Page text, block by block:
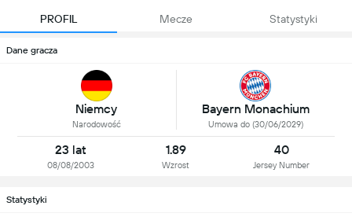
PROFIL Mecze Statystyki
Dane gracza
Niemcy
Narodowość
Bayern Monachium
Umowa do (30/06/2029)
23 lat
08/08/2003
1.89
Wzrost
40
Jersey Number
Statystyki